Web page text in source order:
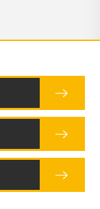
Z O.O. WSZELKIE